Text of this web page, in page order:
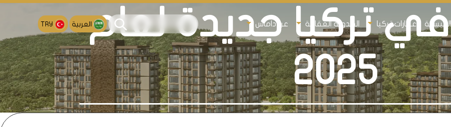
الرئيسية عقارات تركيا المدونة العقارية عن داماس العربية TRY
تركيا جديدة لعام
2025